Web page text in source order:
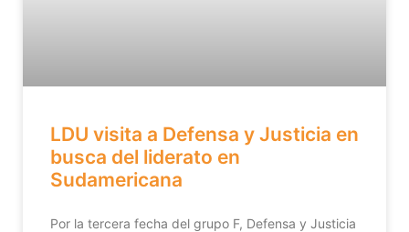
LDU visita a Defensa y Justicia en
busca del liderato en
Sudamericana
Por la tercera fecha del grupo F, Defensa y Justicia